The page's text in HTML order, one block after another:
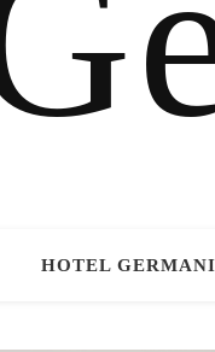
HOTEL